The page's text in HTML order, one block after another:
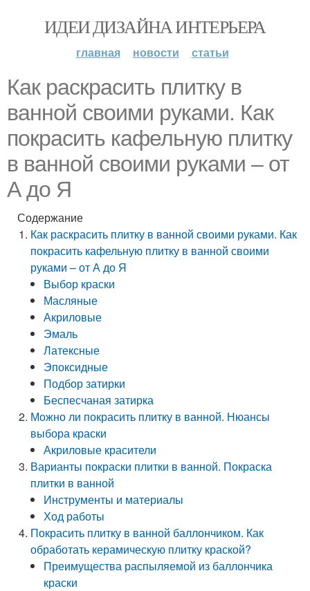
ИДЕИ ДИЗАЙНА ИНТЕРЬЕРА
главная новости статьи
Как раскрасить плитку в
ванной своими руками. Как
покрасить кафельную плитку
в ванной своими руками – от
А до Я
Содержание
Как раскрасить плитку в ванной своими руками. Как
покрасить кафельную плитку в ванной своими
руками – от А до Я
Выбор краски
Масляные
Акриловые
Эмаль
Латексные
Эпоксидные
Подбор затирки
Беспесчаная затирка
Можно ли покрасить плитку в ванной. Нюансы
выбора краски
Акриловые красители
Варианты покраски плитки в ванной. Покраска
плитки в ванной
Инструменты и материалы
Ход работы
Покрасить плитку в ванной баллончиком. Как
обработать керамическую плитку краской?
Преимущества распыляемой из баллончика
краски